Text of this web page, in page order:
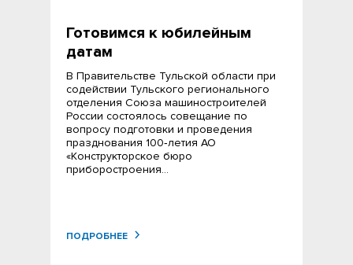
Готовимся к юбилейным
датам
В Правительстве Тульской области при
содействии Тульского регионального
отделения Союза машиностроителей
России состоялось совещание по
вопросу подготовки и проведения
празднования 100‑летия АО
«Конструкторское бюро
приборостроения…
ПОДРОБНЕЕ